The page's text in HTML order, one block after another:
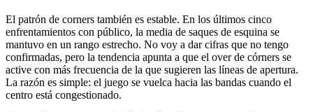
El patrón de corners también es estable. En los últimos cinco
enfrentamientos con público, la media de saques de esquina se
mantuvo en un rango estrecho. No voy a dar cifras que no tengo
confirmadas, pero la tendencia apunta a que el over de córners se
active con más frecuencia de la que sugieren las líneas de apertura.
La razón es simple: el juego se vuelca hacia las bandas cuando el
centro está congestionado.